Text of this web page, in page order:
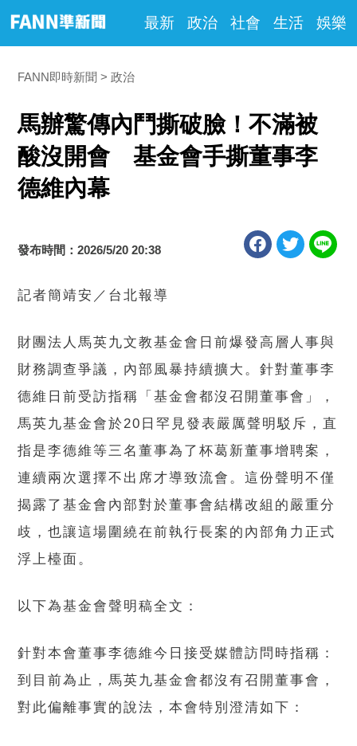
最新 政治 社會 生活 娛樂
FANN即時新聞 政治
馬辦驚傳內鬥撕破臉！不滿被
酸沒開會 基金會手撕董事李
德維內幕
發布時間：2026/5/20 20:38
記者簡靖安／台北報導
財團法人馬英九文教基金會日前爆發高層人事與
財務調查爭議，內部風暴持續擴大。針對董事李
德維日前受訪指稱「基金會都沒召開董事會」，
馬英九基金會於20日罕見發表嚴厲聲明駁斥，直
指是李德維等三名董事為了杯葛新董事增聘案，
連續兩次選擇不出席才導致流會。這份聲明不僅
揭露了基金會內部對於董事會結構改組的嚴重分
歧，也讓這場圍繞在前執行長案的內部角力正式
浮上檯面。
以下為基金會聲明稿全文：
針對本會董事李德維今日接受媒體訪問時指稱：
到目前為止，馬英九基金會都沒有召開董事會，
對此偏離事實的說法，本會特別澄清如下：